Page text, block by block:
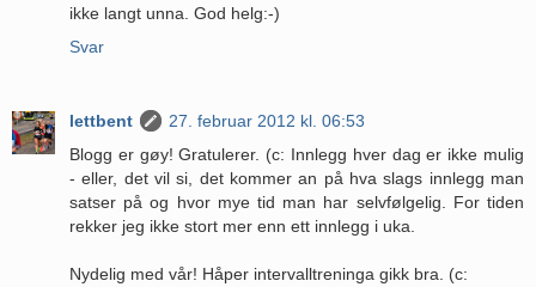
ikke langt unna. God helg:-)
Svar
lettbent
27. februar 2012 kl. 06:53
Blogg er gøy! Gratulerer. (c: Innlegg hver dag er ikke mulig
- eller, det vil si, det kommer an på hva slags innlegg man
satser på og hvor mye tid man har selvfølgelig. For tiden
rekker jeg ikke stort mer enn ett innlegg i uka.
Nydelig med vår! Håper intervalltreninga gikk bra. (c: